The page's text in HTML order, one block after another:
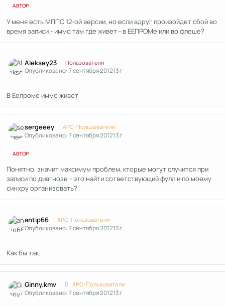
АВТОР
У меня есть МППС 12-ой версии, но если вдруг произойдет сбой во
время записи - иммо там где живет - в ЕЕПРОМе или во флеше?
Aleksey23 Пользователи
Опубликовано:7 сентября 201213 г
В Еепроме иммо живет
sergeeey APC-Пользователи
Опубликовано:7 сентября 201213 г
АВТОР
Понятно, значит максимум проблем, кторые могут случится при
записи по диагнозе - это найти сответствующий фулл и по моему
синхру организовать?
antip66 APC-Пользователи
Опубликовано:7 сентября 201213 г
Как бы так.
Ginny.kmv APC-Пользователи
Опубликовано:7 сентября 201213 г